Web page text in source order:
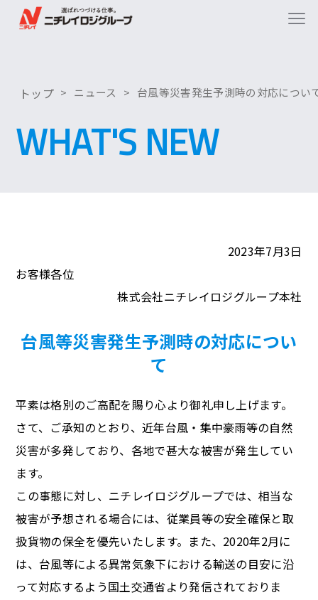
トップ ニュース 台風等災害発生予測時の対応につい
WHAT'S NEW
2023年7月3日
お客様各位
株式会社ニチレイロジグループ本社
台風等災害発生予測時の対応につい
て
平素は格別のご高配を賜り心より御礼申し上げます。
さて、ご承知のとおり、近年台風・集中豪雨等の自然
災害が多発しており、各地で甚大な被害が発生してい
ます。
この事態に対し、ニチレイロジグループでは、相当な
被害が予想される場合には、従業員等の安全確保と取
扱貨物の保全を優先いたします。また、2020年2月に
は、台風等による異常気象下における輸送の目安に沿
って対応するよう国土交通省より発信されておりま